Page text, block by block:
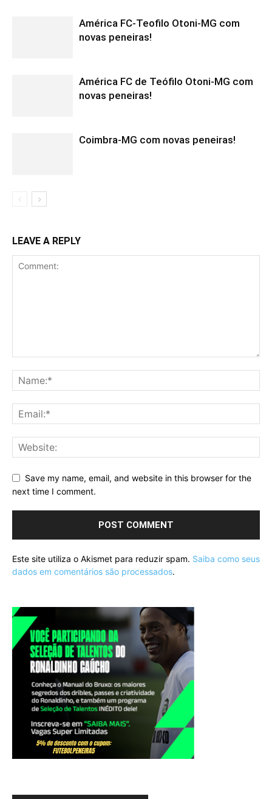
América FC-Teofilo Otoni-MG com
novas peneiras!
América FC de Teófilo Otoni-MG com
novas peneiras!
Coimbra-MG com novas peneiras!
LEAVE A REPLY
Save my name, email, and website in this browser for the
next time I comment.
Este site utiliza o Akismet para reduzir spam. Saiba como seus
dados em comentários são processados.